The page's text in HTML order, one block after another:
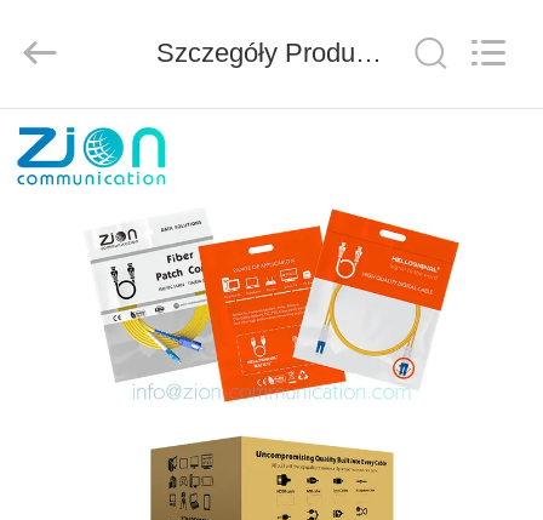
DOM
WYCIECZKA
LTD.
Szczegóły Produktu